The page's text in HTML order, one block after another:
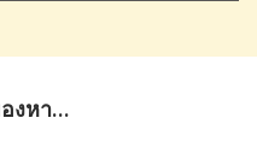
องหา…